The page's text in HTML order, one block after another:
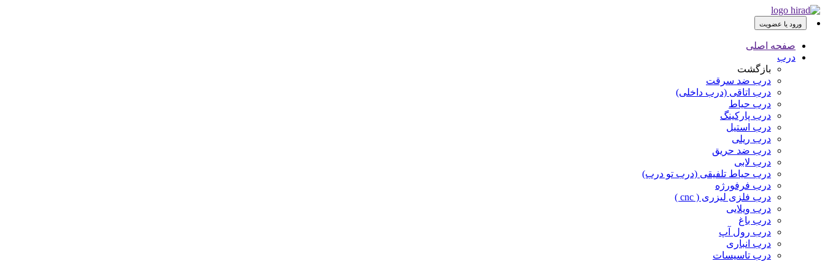
ورود یا عضویت
صفحه اصلی
درب
بازگشت
درب ضد سرقت
درب اتاقی (درب داخلی)
درب حیاط
درب پارکینگ
درب استیل
درب ریلی
درب ضد حریق
درب لابی
درب حیاط تلفیقی (درب تو درب)
درب فرفورژه
درب فلزی لیزری ( cnc )
درب ویلایی
درب باغ
درب رول آپ
درب انباری
درب تاسیسات